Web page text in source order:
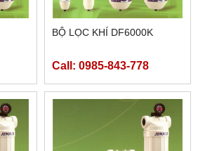
BỘ LỌC KHÍ DF6000K
Call: 0985-843-778